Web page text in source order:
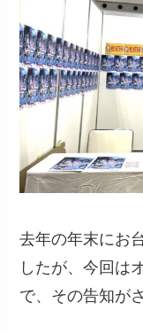
去年の年末にお
したが、今回は
で、その告知が